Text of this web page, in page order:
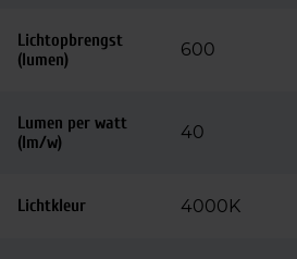
Lichtopbrengst
(lumen)
600
Lumen per watt
(lm/w)
40
Lichtkleur 4000K